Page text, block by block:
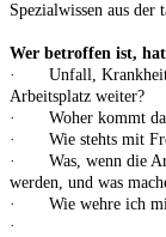
Spezialwissen aus der
Wer betroffen ist,
· Unfall, Krankheit,
Arbeitsplatz weiter?
· Woher kommt das
· Wie stehts mit
· Was, wenn die
werden, und was
· Wie wehre ich
·